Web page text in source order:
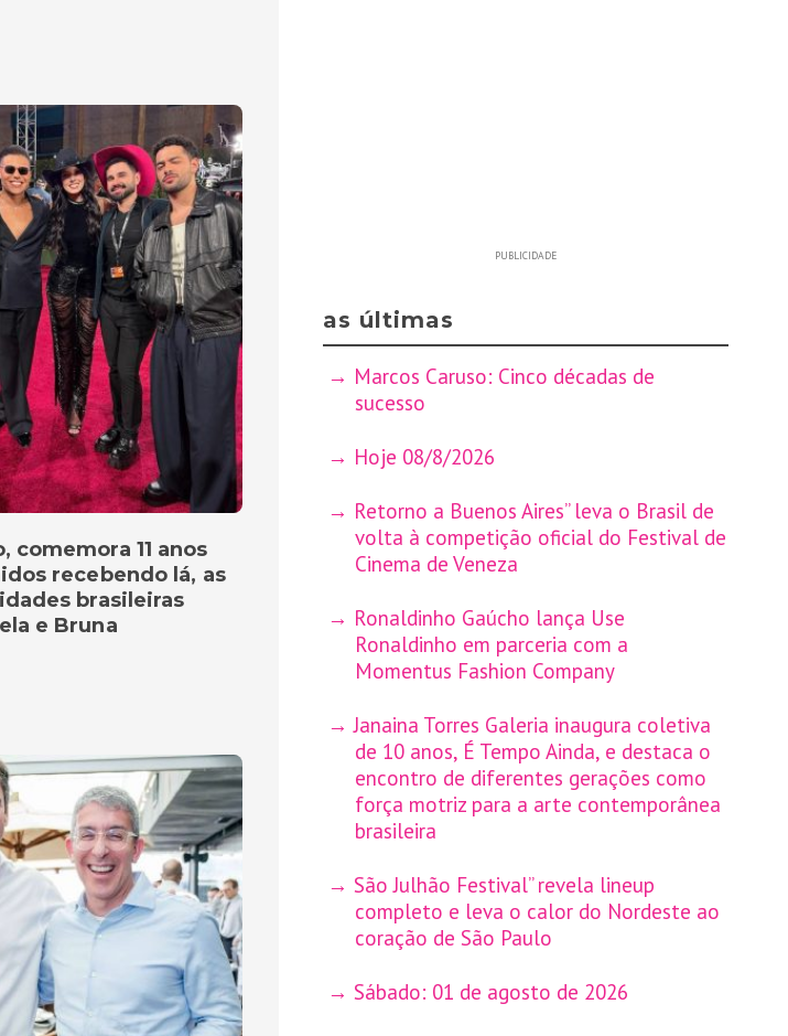
comemora 11 anos
recebendo lá, as
brasileiras
e Bruna
PUBLICIDADE
as últimas
Marcos Caruso: Cinco décadas de
sucesso
Hoje 08/8/2026
Retorno a Buenos Aires” leva o Brasil de
volta à competição oficial do Festival de
Cinema de Veneza
Ronaldinho Gaúcho lança Use
Ronaldinho em parceria com a
Momentus Fashion Company
Janaina Torres Galeria inaugura coletiva
de 10 anos, É Tempo Ainda, e destaca o
encontro de diferentes gerações como
força motriz para a arte contemporânea
brasileira
São Julhão Festival” revela lineup
completo e leva o calor do Nordeste ao
coração de São Paulo
Sábado: 01 de agosto de 2026